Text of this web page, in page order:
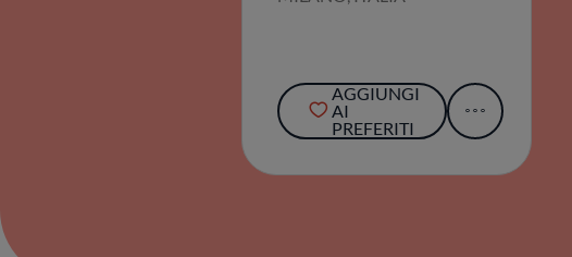
AGGIUNGI
AI
PREFERITI